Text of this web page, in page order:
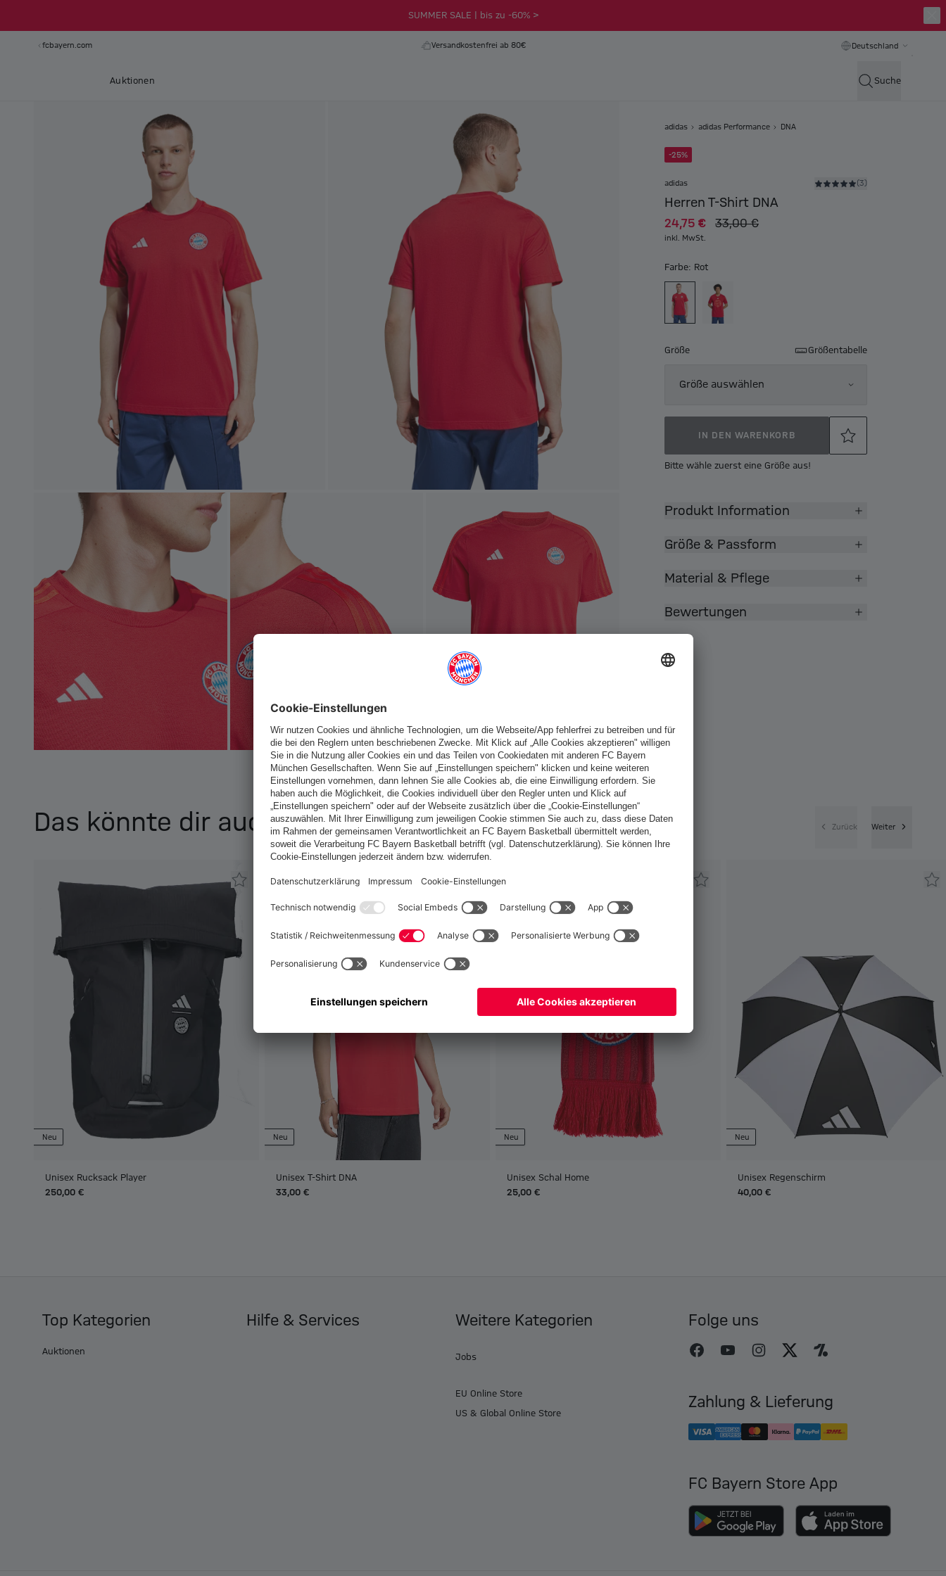
SUMMER SALE | bis zu -60% >
fcbayern.com Versandkostenfrei ab 80€ Deutschland
Auktionen Suche
adidas adidas Performance DNA
-25%
adidas (3)
Herren T-Shirt DNA
24,75 € 33,00 €
inkl. MwSt.
Farbe: Rot
Größe Größentabelle
Größe auswählen
IN DEN WARENKORB
Bitte wähle zuerst eine Größe aus!
Produkt Information
Größe & Passform
Material & Pflege
Bewertungen
Das könnte dir auch gefallen Zurück Weiter
Neu
Unisex Rucksack Player
250,00 €
Neu
Unisex T-Shirt DNA
33,00 €
Neu
Unisex Schal Home
25,00 €
Neu
Unisex Regenschirm
40,00 €
Top Kategorien
Auktionen
Hilfe & Services Weitere Kategorien
Jobs
EU Online Store
US & Global Online Store
Folge uns
Zahlung & Lieferung
FC Bayern Store App
Möchtest du im StoreDeutschlandbleiben?
Ja,Deutschland, um dorthin zu liefern!
, um dorthin zu liefern!